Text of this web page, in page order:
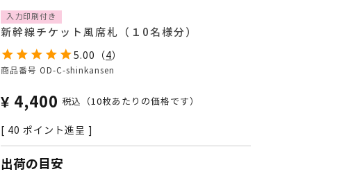
入力印刷付き
新幹線チケット風席札（１0名様分）
5.00 （4）
商品番号 OD-C-shinkansen
¥ 4,400 税込 （10枚あたりの価格です）
[ 40 ポイント進呈 ]
出荷の目安